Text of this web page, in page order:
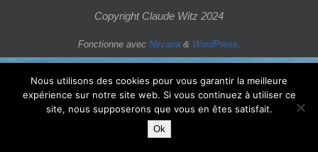
Copyright Claude Witz 2024
Fonctionne avec Nirvana& WordPress.
Nous utilisons des cookies pour vous garantir la meilleure
expérience sur notre site web. Si vous continuez à utiliser ce
site, nous supposerons que vous en êtes satisfait.
Ok